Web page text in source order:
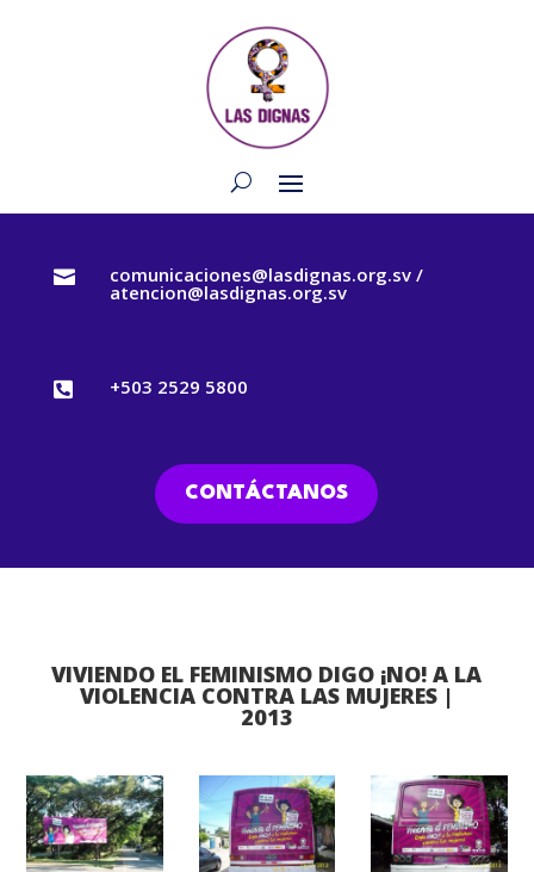
 comunicaciones@lasdignas.org.sv /
atencion@lasdignas.org.sv
 +503 2529 5800
CONTÁCTANOS
VIVIENDO EL FEMINISMO DIGO ¡NO! A LA
VIOLENCIA CONTRA LAS MUJERES |
2013